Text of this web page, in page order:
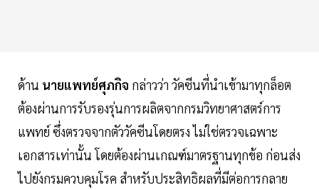
ด้าน นายแพทย์ศุภกิจ กล่าวว่า วัคซีนที่นำเข้ามาทุกล็อต
ต้องผ่านการรับรองรุ่นการผลิตจากกรมวิทยาศาสตร์การ
แพทย์ ซึ่งตรวจจากตัววัคซีนโดยตรง ไม่ใช่ตรวจเฉพาะ
เอกสารเท่านั้น โดยต้องผ่านเกณฑ์มาตรฐานทุกข้อ ก่อนส่ง
ไปยังกรมควบคุมโรค สำหรับประสิทธิผลที่มีต่อการกลาย